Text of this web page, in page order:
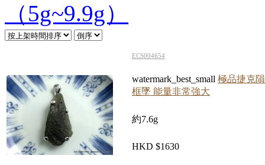
（5g~9.9g）
ECS004654
watermark_best_small 極品捷克
框墜 能量非常強大
約7.6g
HKD $1630